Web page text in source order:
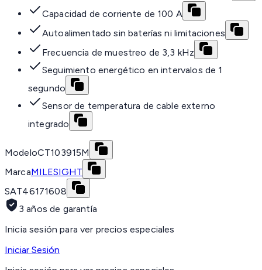
Capacidad de corriente de 100 A
Autoalimentado sin baterías ni limitaciones
Frecuencia de muestreo de 3,3 kHz
Seguimiento energético en intervalos de 1
segundo
Sensor de temperatura de cable externo
integrado
ModeloCT103915M
MarcaMILESIGHT
SAT46171608
3 años de garantía
Inicia sesión para ver precios especiales
Iniciar Sesión